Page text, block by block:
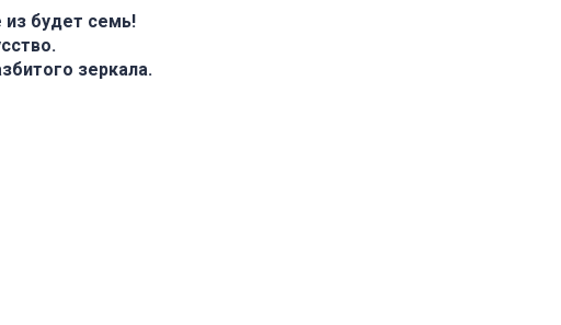
из будет семь!
зеркала.